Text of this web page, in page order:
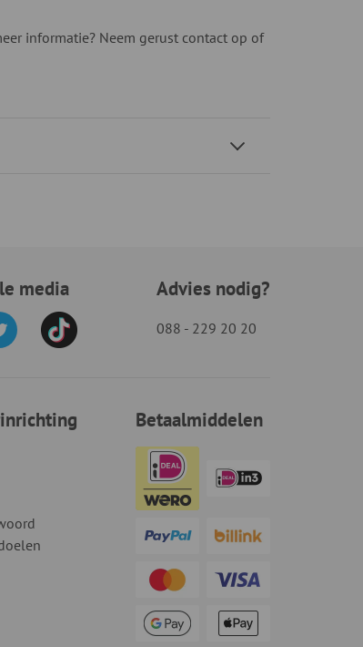
informatie? Neem gerust contact op of
media Advies nodig?
088 - 229 20 20
Betaalmiddelen